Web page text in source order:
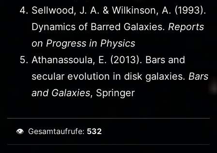
Sellwood, J. A. & Wilkinson, A. (1993).
Dynamics of Barred Galaxies. Reports
on Progress in Physics
Athanassoula, E. (2013). Bars and
secular evolution in disk galaxies. Bars
and Galaxies, Springer
👁 Gesamtaufrufe: 532